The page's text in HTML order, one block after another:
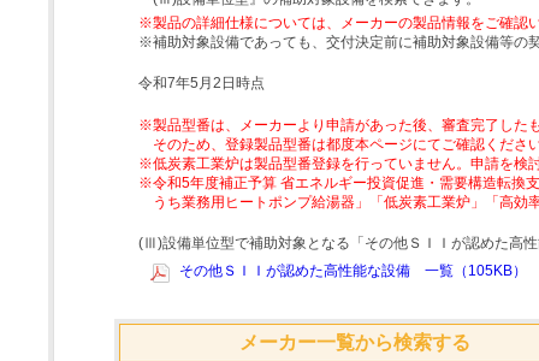
※製品の詳細仕様については、メーカーの製品情報をご確認
※補助対象設備であっても、交付決定前に補助対象設備等の
令和7年5月2日時点
※製品型番は、メーカーより申請があった後、審査完了した
そのため、登録製品型番は都度本ページにてご確認くださ
※低炭素工業炉は製品型番登録を行っていません。申請を検
※令和5年度補正予算 省エネルギー投資促進・需要構造転換
うち業務用ヒートポンプ給湯器」「低炭素工業炉」「高
(Ⅲ)設備単位型で補助対象となる「その他ＳＩＩが認めた高
その他ＳＩＩが認めた高性能な設備 一覧（105KB）
メーカー一覧から検索する